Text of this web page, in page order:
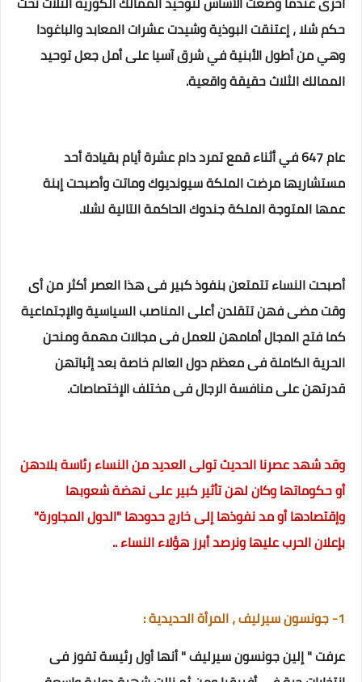
حكم شلا ، إعتنقت البوذية وشيدت عشرات المعابد والباغودا
وهي من أطول الأبنية في شرق آسيا على أمل جعل توحيد
الممالك الثلاث حقيقة واقعية.
عام 647 في أثناء قمع تمرد دام عشرة أيام بقيادة أحد
مستشاريها مرضت الملكة سيونديوك وماتت وأصبحت إبنة
عمها المتوجة الملكة جندوك الحاكمة التالية لشلا.
أصبحت النساء تتمتعن بنفوذ كبير فى هذا العصر أكثر من أى
وقت مضى فهن تتقلدن أعلى المناصب السياسية والإجتماعية
كما فتح المجال أمامهن للعمل فى مجالات مهمة ومنحن
الحرية الكاملة فى معظم دول العالم خاصة بعد إثباتهن
قدرتهن على منافسة الرجال فى مختلف الإختصاصات.
وقد شهد عصرنا الحديث تولى العديد من النساء رئاسة بلادهن
أو حكوماتها وكان لهن تأثير كبير على نهضة شعوبها
وإقتصادها أو مد نفوذها إلى خارج حدودها "الدول المجاورة"
بإعلان الحرب عليها ونرصد أبرز هؤلاء النساء ..
1- جونسون سيرليف ، المرأة الحديدية :
عرفت " إلين جونسون سيرليف " أنها أول رئيسة تفوز فى